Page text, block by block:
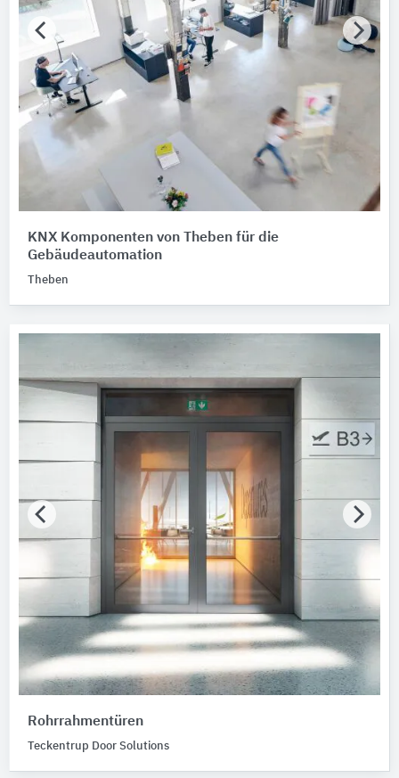
KNX Komponenten von Theben für die
Gebäudeautomation
Theben
Rohrrahmentüren
Teckentrup Door Solutions